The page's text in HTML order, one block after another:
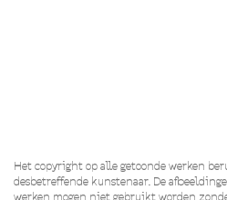
Het copyright op alle getoonde werken
desbetreffende kunstenaar. De
werken mogen niet gebruikt worden